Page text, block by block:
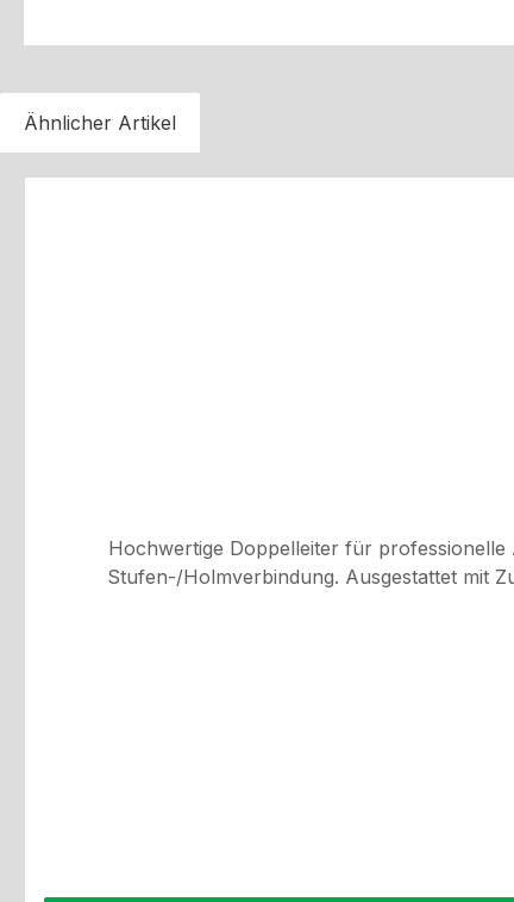
Ähnlicher Artikel
Hochwertige Doppelleiter für
Stufen-/Holmverbindung. Ausgestattet mit